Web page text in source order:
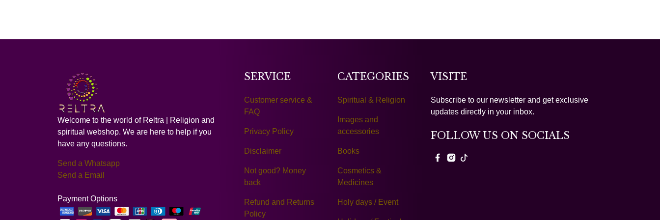
Welcome to the world of Reltra | Religion and
spiritual webshop. We are here to help if you
have any questions.
Send a Whatsapp
Send a Email
Payment Options
SERVICE
Customer service &
FAQ
Privacy Policy
Disclaimer
Not good? Money
back
Refund and Returns
Policy
CATEGORIES
Spiritual & Religion
Images and
accessories
Books
Cosmetics &
Medicines
Holy days / Event
VISITE
Subscribe to our newsletter and get exclusive
updates directly in your inbox.
FOLLOW US ON SOCIALS